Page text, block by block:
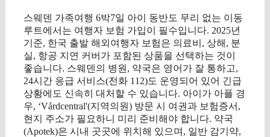
스웨덴 가족여행 6박7일 아이 동반도 무리 없는 이동
루트에서는 여행자 보험 가입이 필수입니다. 2025년
기준, 한국 출발 해외여행자 보험은 의료비, 상해, 분
실, 항공 지연 커버가 포함된 상품을 선택하는 것이
좋습니다. 스웨덴의 병원, 약국은 영어가 잘 통하고,
24시간 응급 서비스(전화 112)도 운영되어 있어 긴급
상황에도 신속히 대처할 수 있습니다. 아이가 아플 경
우, ‘Vårdcentral'(지역의원) 방문 시 여권과 보험증서,
현지 주소가 필요하니 미리 준비해야 합니다. 약국
(Apotek)은 시내 곳곳에 위치해 있으며, 일반 감기약,